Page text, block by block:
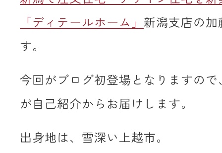
「ディテールホーム」 新潟支店の加
す。
今回がブログ初登場となりますの
が自己紹介からお届けします。
出身地は、雪深い上越市。